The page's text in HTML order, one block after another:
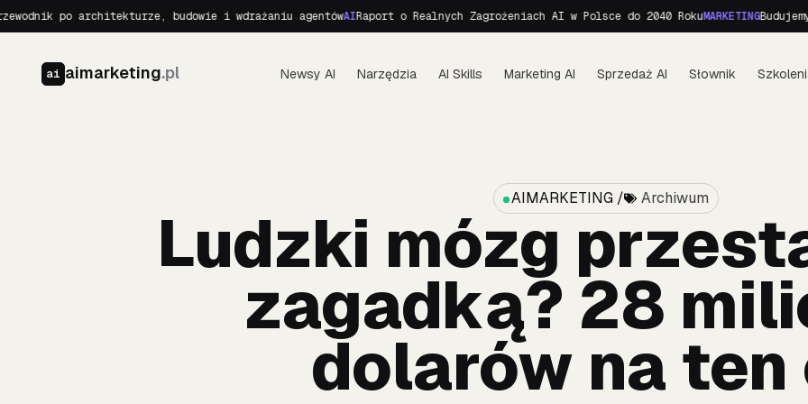
po architekturze, budowie i wdrażaniu agentówAIRaport o Realnych Zagrożeniach AI w Polsce do 2040 RokuMARKETINGBudujemy
ai aimarketing.pl Newsy AI Narzędzia AI Skills Marketing AI Sprzedaż AI Słownik
AIMARKETING / Archiwum
Ludzki mózg
zagadką? 28
dolarów na ten